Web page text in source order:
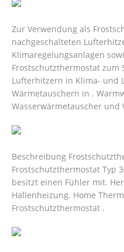
Zur Verwendung als
nachgeschalteten
Klimaregelungsanlagen
Frostschutzthermostat zum
Lufterhitzern in Klima- und
Wärmetauschern in .
Wasserwärmetauscher und
Beschreibung
Frostschutzthermostat Typ
besitzt einen Fühler mit.
Hallenheizung. Home
Frostschutzthermostat .